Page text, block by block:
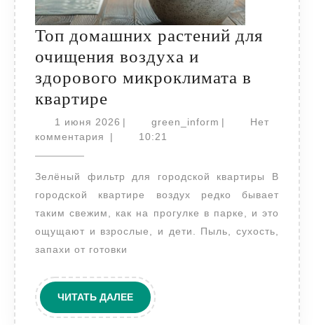
Топ домашних растений для
очищения воздуха и
здорового микроклимата в
квартире
домашних
растений
очищения
воздуха
и
здорового
в
квартире
1 июня 2026 1
июня
| green_inform green_inform
|
Нет
комментария
| 10:21
Зелёный фильтр для городской квартиры В
городской квартире воздух редко бывает
таким свежим, как на прогулке в парке, и это
ощущают и взрослые, и дети. Пыль, сухость,
запахи от готовки
ЧИТАТЬ ДАЛЕЕЧИТАТЬ
ДАЛЕЕ